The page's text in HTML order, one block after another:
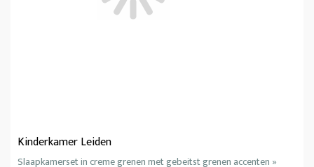
Kinderkamer Leiden
Slaapkamerset in creme grenen met gebeitst grenen accenten »